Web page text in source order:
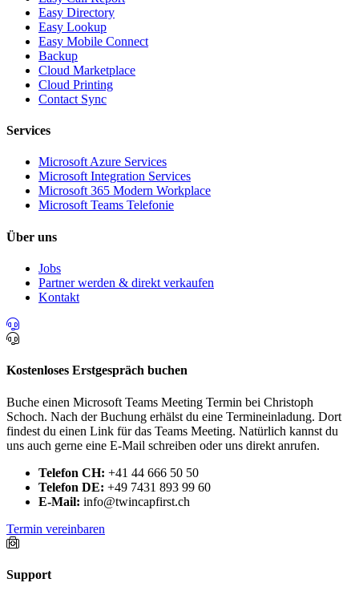
Easy Directory
Easy Lookup
Easy Mobile Connect
Backup
Cloud Marketplace
Cloud Printing
Contact Sync
Services
Microsoft Azure Services
Microsoft Integration Services
Microsoft 365 Modern Workplace
Microsoft Teams Telefonie
Über uns
Jobs
Partner werden & direkt verkaufen
Kontakt
Kostenloses Erstgespräch buchen
Buche einen Microsoft Teams Meeting Termin bei Christoph
Schoch. Nach der Buchung erhälst du eine Termineinladung. Dort
findest du einen Link für das Teams Meeting. Natürlich kannst du
uns auch gerne eine E-Mail schreiben oder uns direkt anrufen.
Telefon CH: +41 44 666 50 50
Telefon DE: +49 7431 893 99 60
E-Mail: info@twincapfirst.ch
Termin vereinbaren
Support